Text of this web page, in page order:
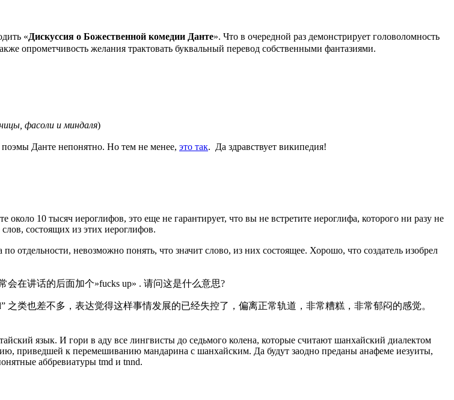
«Дискуссия о Божественной комедии Данте». Что в очередной раз демонстрирует головоломность
опрометчивость желания трактовать буквальный перевод собственными фантазиями.
фасоли и миндаля)
Данте непонятно. Но тем не менее, это так. Да здравствует википедия!
10 тысяч иероглифов, это еще не гарантирует, что вы не встретите иероглифа, которого ни разу не
состоящих из этих иероглифов.
невозможно понять, что значит слово, из них состоящее. Хорошо, что создатель изобрел
在讲话的后面加个»fucks up» . 请问这是什么意思?
类也差不多，表达觉得这样事情发展的已经失控了，偏离正常轨道，非常糟糕，非常郁闷的感觉。
язык. И гори в аду все лингвисты до седьмого колена, которые считают шанхайский диалектом
приведшей к перемешиванию мандарина с шанхайским. Да будут заодно преданы анафеме иезуиты,
аббревиатуры tmd и tnnd.